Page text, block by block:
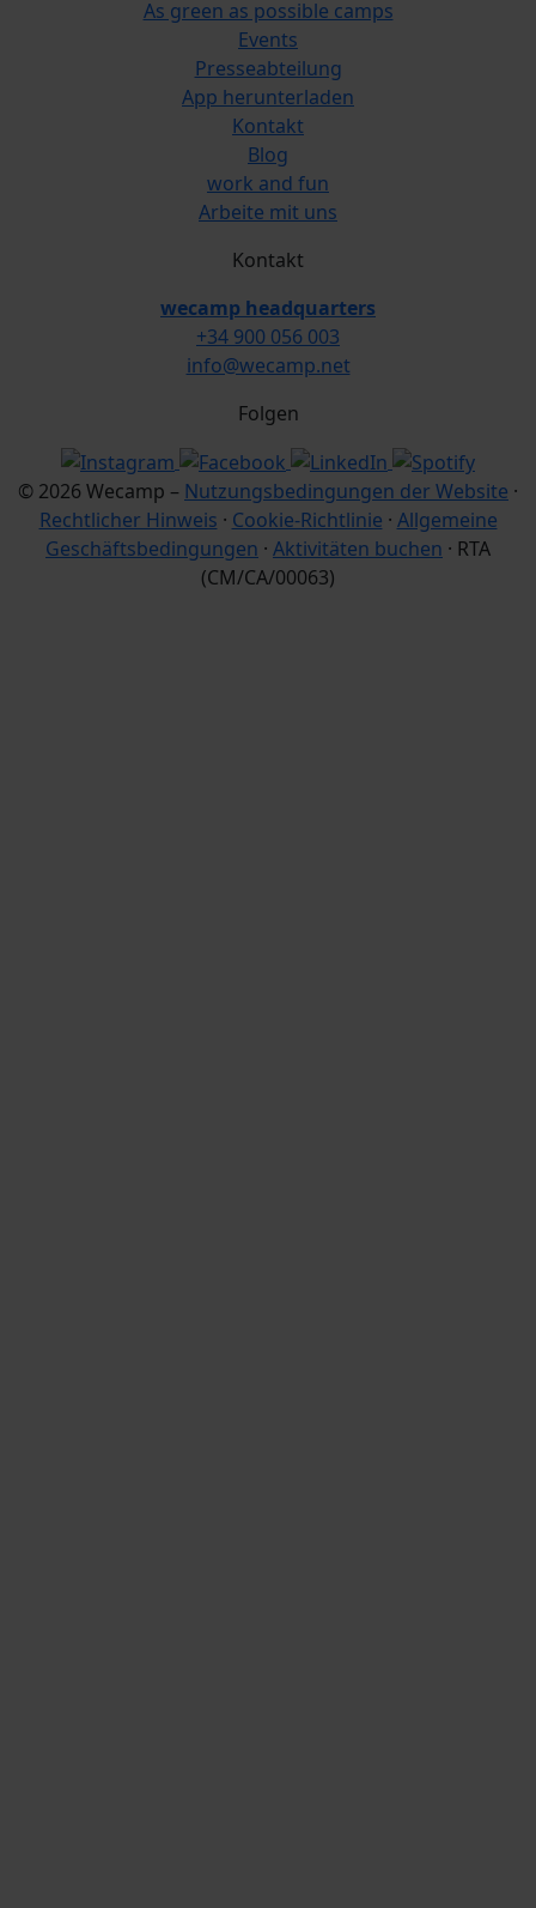
As green as possible camps
Events
Presseabteilung
App herunterladen
Kontakt
Blog
work and fun
Arbeite mit uns
Kontakt
wecamp headquarters
+34 900 056 003
info@wecamp.net
Folgen
© 2026 Wecamp – Nutzungsbedingungen der Website ·
Rechtlicher Hinweis · Cookie-Richtlinie · Allgemeine
Geschäftsbedingungen · Aktivitäten buchen · RTA
(CM/CA/00063)